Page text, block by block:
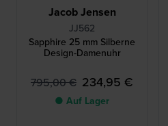
Jacob Jensen
JJ562
Sapphire 25 mm Silberne
Design-Damenuhr
795,00 € 234,95 €
● Auf Lager